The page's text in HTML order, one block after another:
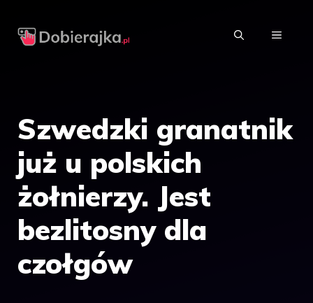
MENU
Szwedzki granatnik
już u polskich
żołnierzy. Jest
bezlitosny dla
czołgów